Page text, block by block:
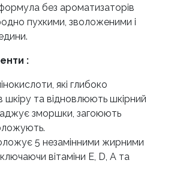
без ароматизаторів
пухкими, зволоженими і
:
які глибоко
шкіру та відновлюють шкірний
зморшки, загоюють
5 незамінними жирними
вітаміни Е, D, А та